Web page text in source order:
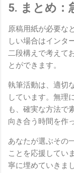
5. まとめ：
原稿用紙が必要な
しい場合はインタ
二段構えで考えて
とができます。
執筆活動は、適切
しています。無理
も、確実な方法で
向き合う時間を作
あなたが選ぶその
ことを応援してい
寧に埋めていきま